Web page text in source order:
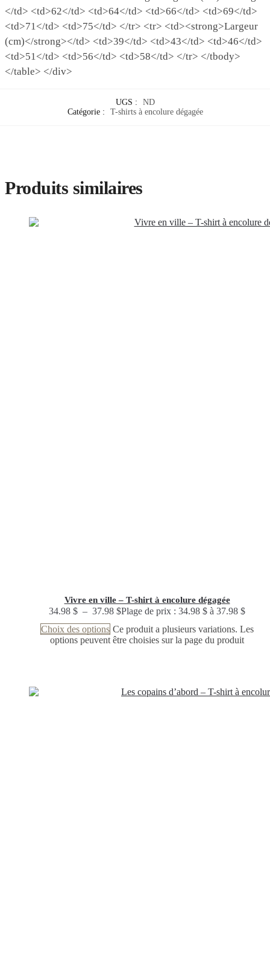
</td> <td>62</td> <td>64</td> <td>66</td> <td>69</td>
<td>71</td> <td>75</td> </tr> <tr> <td><strong>Largeur
(cm)</strong></td> <td>39</td> <td>43</td> <td>46</td>
<td>51</td> <td>56</td> <td>58</td> </tr> </tbody>
</table> </div>
UGS :
ND
Catégorie :
T-shirts à encolure dégagée
Produits similaires
Vivre en ville – T-shirt à encolure dégagée
34.98 $ – 37.98 $Plage de prix : 34.98 $ à 37.98 $
Choix des options Ce produit a plusieurs variations. Les
options peuvent être choisies sur la page du produit